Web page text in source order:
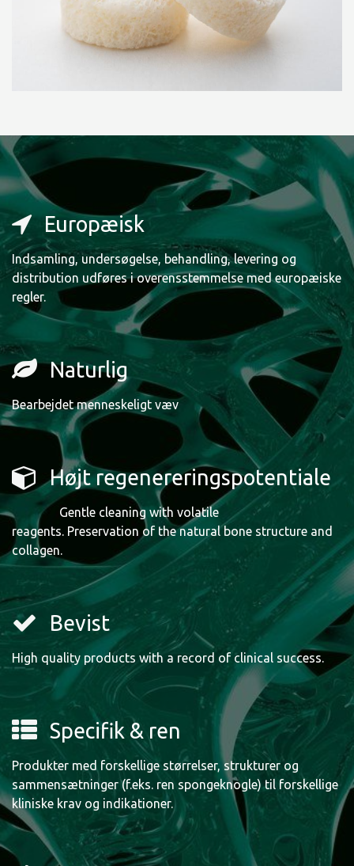
Europæisk
Indsamling, undersøgelse, behandling, levering og
distribution udføres i overensstemmelse med europæiske
regler.
Naturlig
Bearbejdet menneskeligt væv
Højt regenereringspotentiale
Gentle cleaning with volatile
reagents. Preservation of the natural bone structure and
collagen.
Bevist
High quality products with a record of clinical success.
Specifik & ren
Produkter med forskellige størrelser, strukturer og
sammensætninger (f.eks. ren spongeknogle) til forskellige
kliniske krav og indikationer.